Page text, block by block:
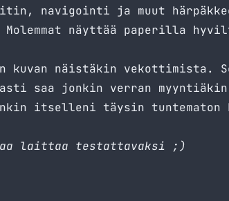
navigointi ja muut
näyttää paperilla
kuvan näistäkin vekottimista.
saa jonkin verran
itselleni täysin tuntematon
laittaa testattavaksi ;)